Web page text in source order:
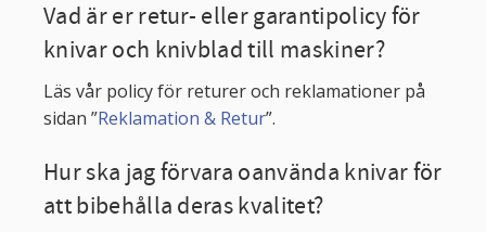
Vad är er retur- eller garantipolicy för
knivar och knivblad till maskiner?
Läs vår policy för returer och reklamationer på
sidan ”Reklamation & Retur”.
Hur ska jag förvara oanvända knivar för
att bibehålla deras kvalitet?